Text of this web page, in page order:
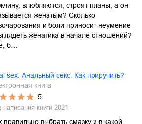
влюбляются, строят планы, а он
женатым? Сколько
и боли приносит неумение
женатика в начале отношений?
б…
sex. Анальный секс. Как приручить?
книга
5
написания книги 2021
правильно выбрать смазку и в какой